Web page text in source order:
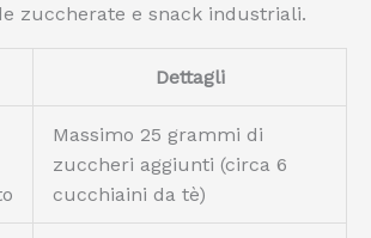
zuccherate e snack industriali.
Dettagli
Massimo 25 grammi di
zuccheri aggiunti (circa 6
cucchiaini da tè)